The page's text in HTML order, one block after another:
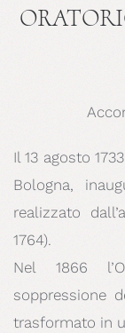
Il 13 agosto
Bologna,
realizzato
1764).
Nel 1866
soppressione
trasformato in